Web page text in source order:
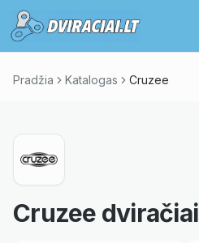
Pradžia Katalogas Cruzee
Cruzee dviračiai